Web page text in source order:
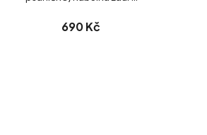
690 Kč